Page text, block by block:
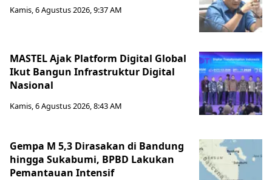
Kamis, 6 Agustus 2026, 9:37 AM
MASTEL Ajak Platform Digital Global
Ikut Bangun Infrastruktur Digital
Nasional
Kamis, 6 Agustus 2026, 8:43 AM
Gempa M 5,3 Dirasakan di Bandung
hingga Sukabumi, BPBD Lakukan
Pemantauan Intensif